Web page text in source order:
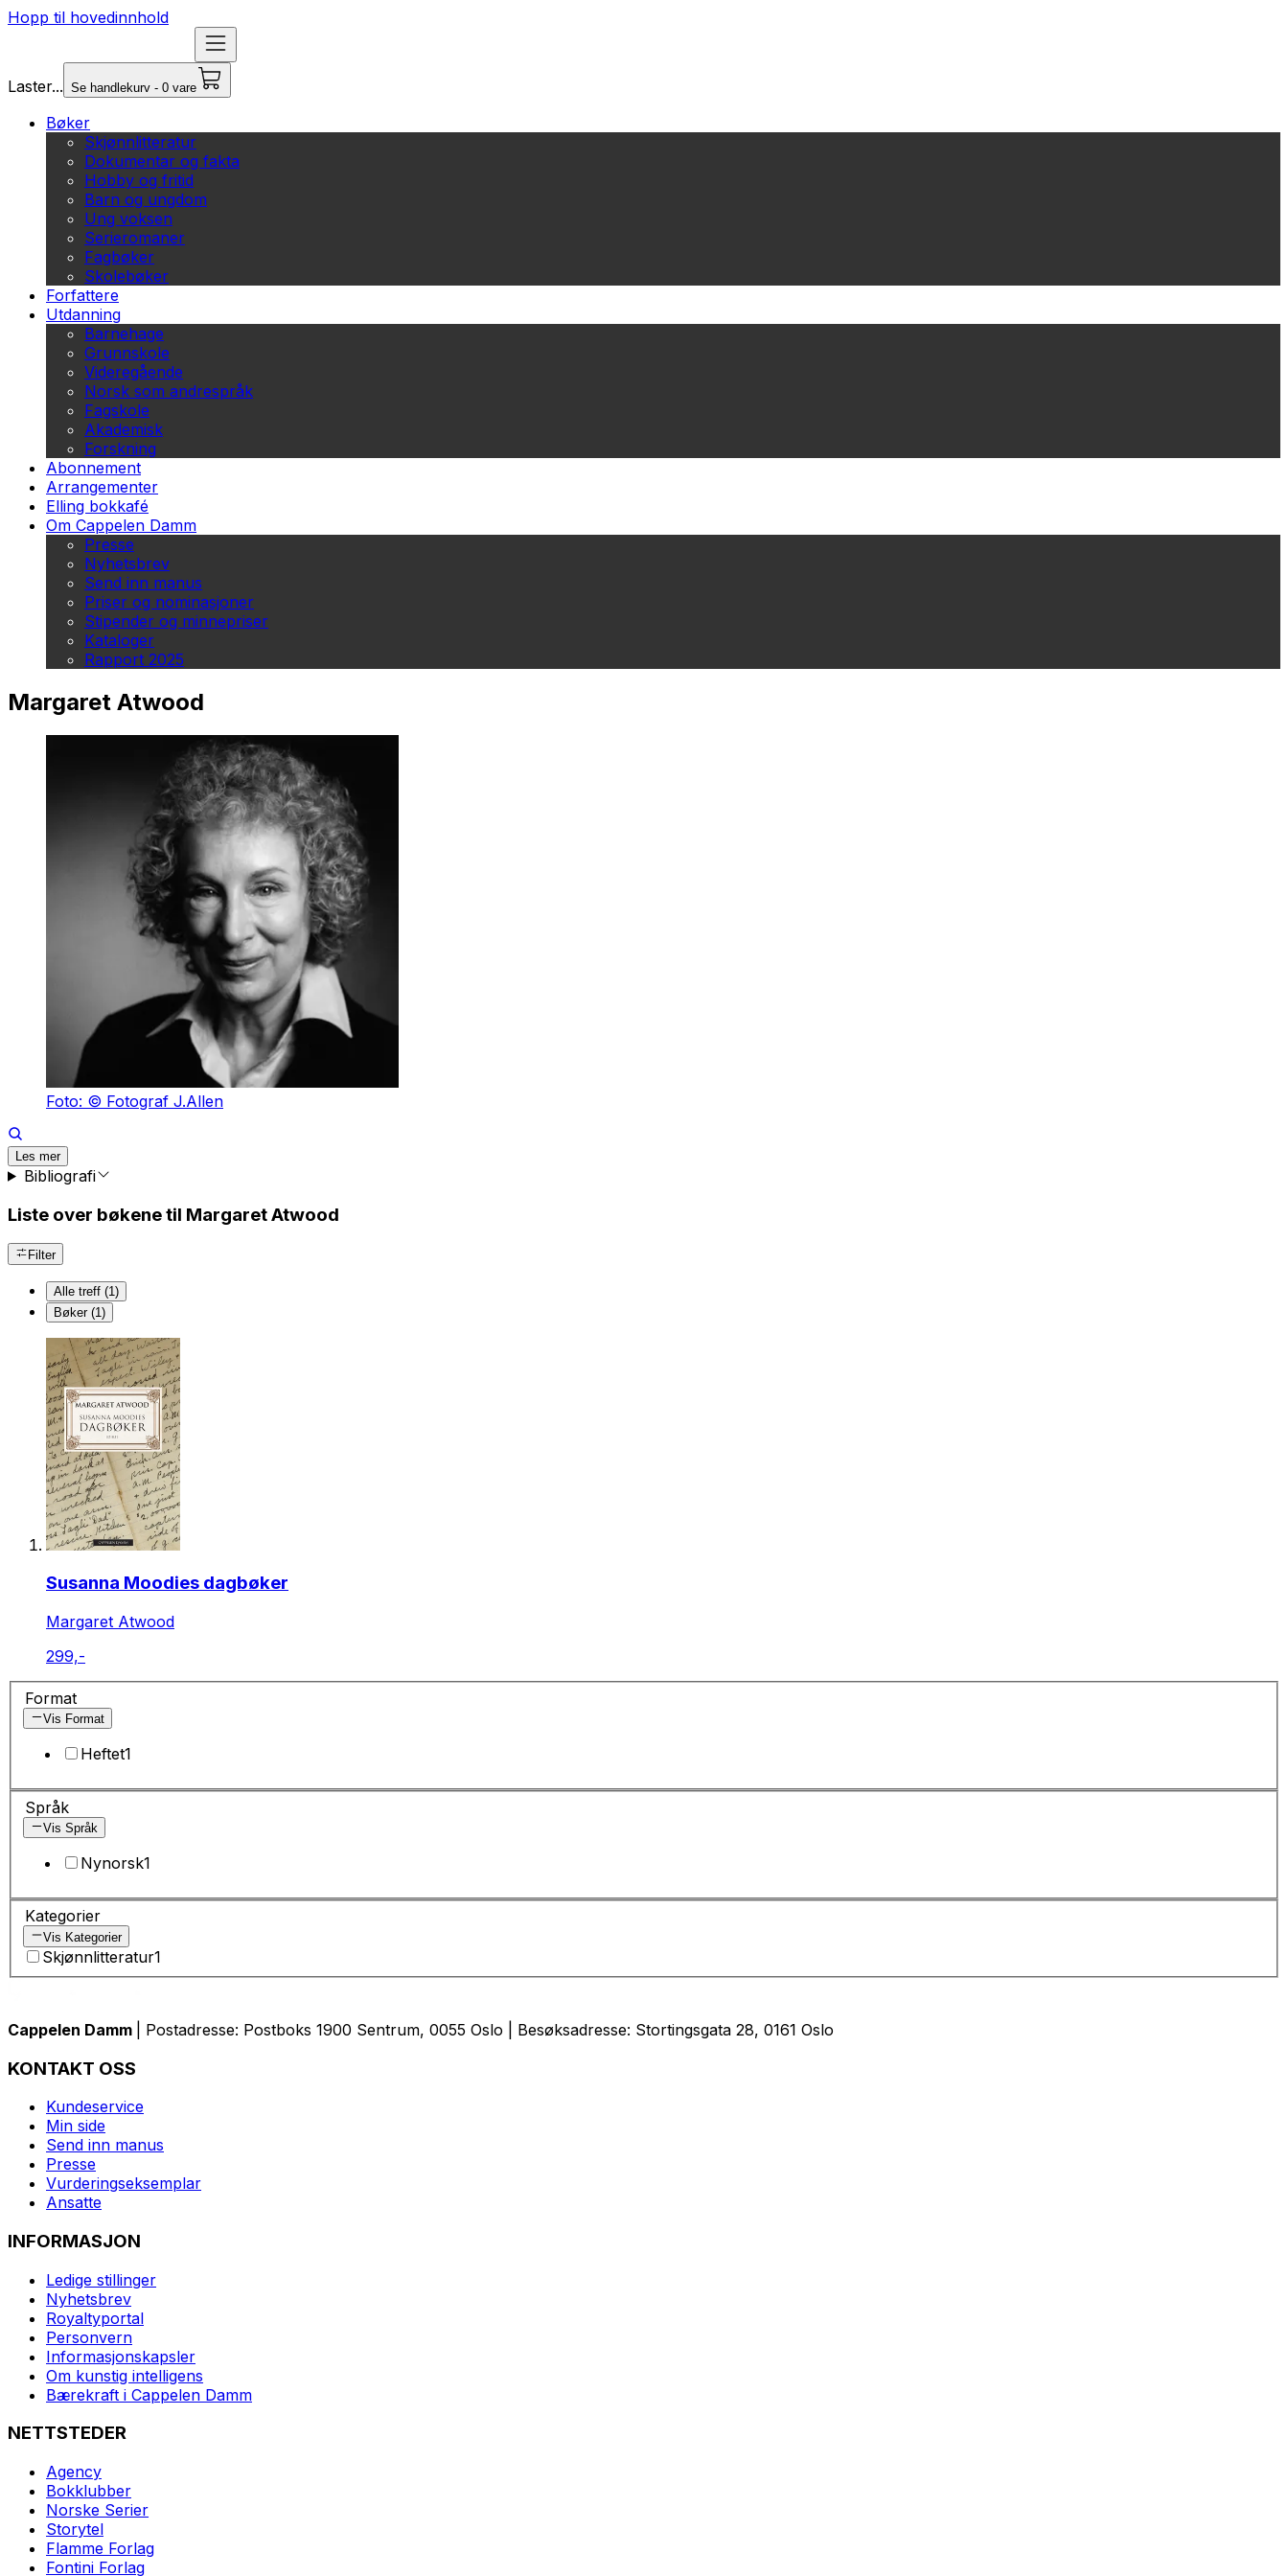
Hopp til hovedinnhold
Laster... Se handlekurv - 0 vare
Bøker
Skjønnlitteratur
Dokumentar og fakta
Hobby og fritid
Barn og ungdom
Ung voksen
Serieromaner
Fagbøker
Skolebøker
Forfattere
Utdanning
Barnehage
Grunnskole
Videregående
Norsk som andrespråk
Fagskole
Akademisk
Forskning
Abonnement
Arrangementer
Elling bokkafé
Om Cappelen Damm
Presse
Nyhetsbrev
Send inn manus
Priser og nominasjoner
Stipender og minnepriser
Kataloger
Rapport 2025
Margaret Atwood
Foto: © Fotograf J.Allen
Les mer
Bibliografi
Liste over bøkene til Margaret Atwood
Filter
Alle treff (1)
Bøker (1)
Susanna Moodies dagbøker
Margaret Atwood
299,-
Format
Vis Format
Heftet1
Språk
Vis Språk
Nynorsk1
Kategorier
Vis Kategorier
Skjønnlitteratur1
Cappelen Damm | Postadresse: Postboks 1900 Sentrum, 0055 Oslo | Besøksadresse: Stortingsgata 28, 0161 Oslo
KONTAKT OSS
Kundeservice
Min side
Send inn manus
Presse
Vurderingseksemplar
Ansatte
INFORMASJON
Ledige stillinger
Nyhetsbrev
Royaltyportal
Personvern
Informasjonskapsler
Om kunstig intelligens
Bærekraft i Cappelen Damm
NETTSTEDER
Agency
Bokklubber
Norske Serier
Storytel
Flamme Forlag
Fontini Forlag